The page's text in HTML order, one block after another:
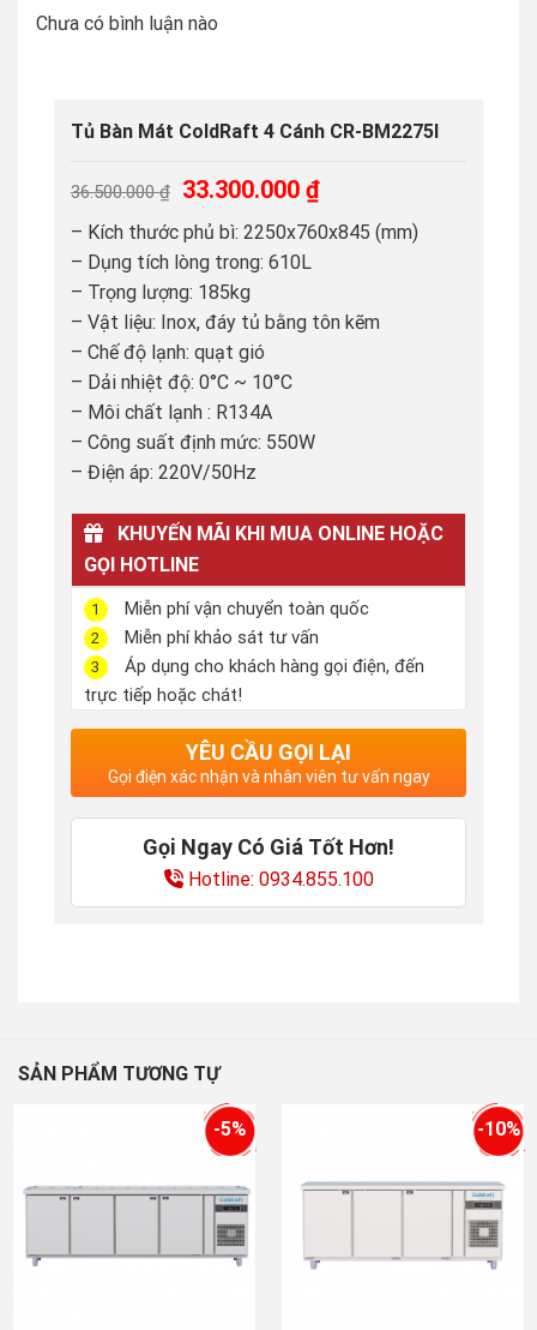
Chưa có bình luận nào
Tủ Bàn Mát ColdRaft 4 Cánh CR-BM2275I
36.500.000₫
Giá
gốc
là:
36.500.000 ₫.
33.300.000₫Giá
hiện
tại
– Kích thước phủ bì: 2250x760x845 (mm)
– Dụng tích lòng trong: 610L
– Trọng lượng: 185kg
– Vật liệu: Inox, đáy tủ bằng tôn kẽm
– Chế độ lạnh: quạt gió
– Dải nhiệt độ: 0°C ~ 10°C
– Môi chất lạnh : R134A
– Công suất định mức: 550W
– Điện áp: 220V/50Hz
KHUYẾN MÃI KHI MUA ONLINE HOẶC
GỌI HOTLINE
1 Miễn phí vận chuyển toàn quốc
2 Miễn phí khảo sát tư vấn
3
Áp dụng cho khách hàng gọi điện, đến
trực tiếp hoặc chát!
YÊU CẦU GỌI LẠI
Gọi điện xác nhận và nhân viên tư vấn ngay
Gọi Ngay Có Giá Tốt Hơn!
Hotline: 0934.855.100
SẢN PHẨM TƯƠNG TỰ
-5% -10%